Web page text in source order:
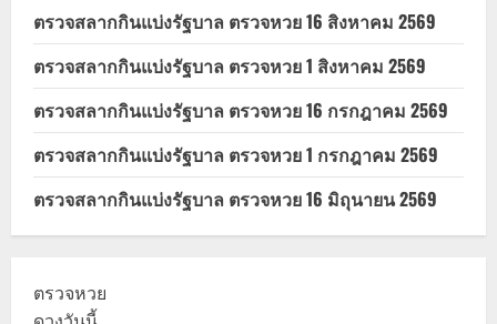
ตรวจสลากกินแบ่งรัฐบาล ตรวจหวย 16 สิงหาคม 2569
ตรวจสลากกินแบ่งรัฐบาล ตรวจหวย 1 สิงหาคม 2569
ตรวจสลากกินแบ่งรัฐบาล ตรวจหวย 16 กรกฎาคม 2569
ตรวจสลากกินแบ่งรัฐบาล ตรวจหวย 1 กรกฎาคม 2569
ตรวจสลากกินแบ่งรัฐบาล ตรวจหวย 16 มิถุนายน 2569
ตรวจหวย